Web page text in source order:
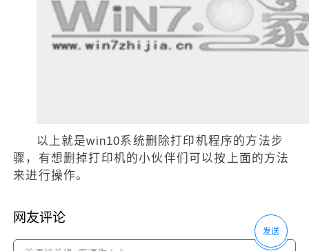
以上就是win10系统删除打印机程序的方法步
骤，有想删掉打印机的小伙伴们可以按上面的方法
来进行操作。
网友评论
发送